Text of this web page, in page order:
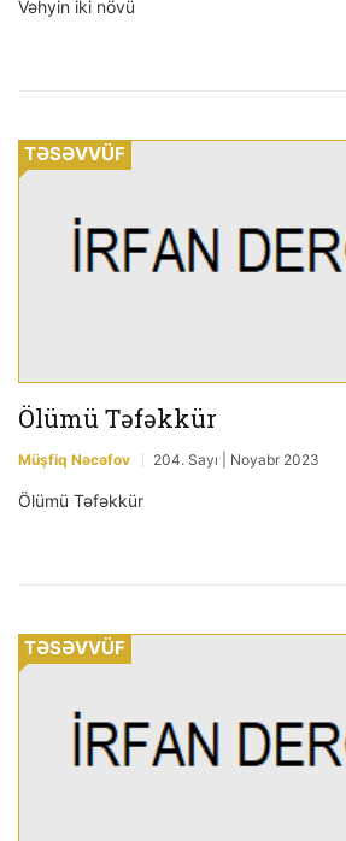
Vəhyin iki növü
TƏSƏVVÜF
Ölümü Təfəkkür
Müşfiq Nəcəfov 204. Sayı | Noyabr 2023
Ölümü Təfəkkür
TƏSƏVVÜF